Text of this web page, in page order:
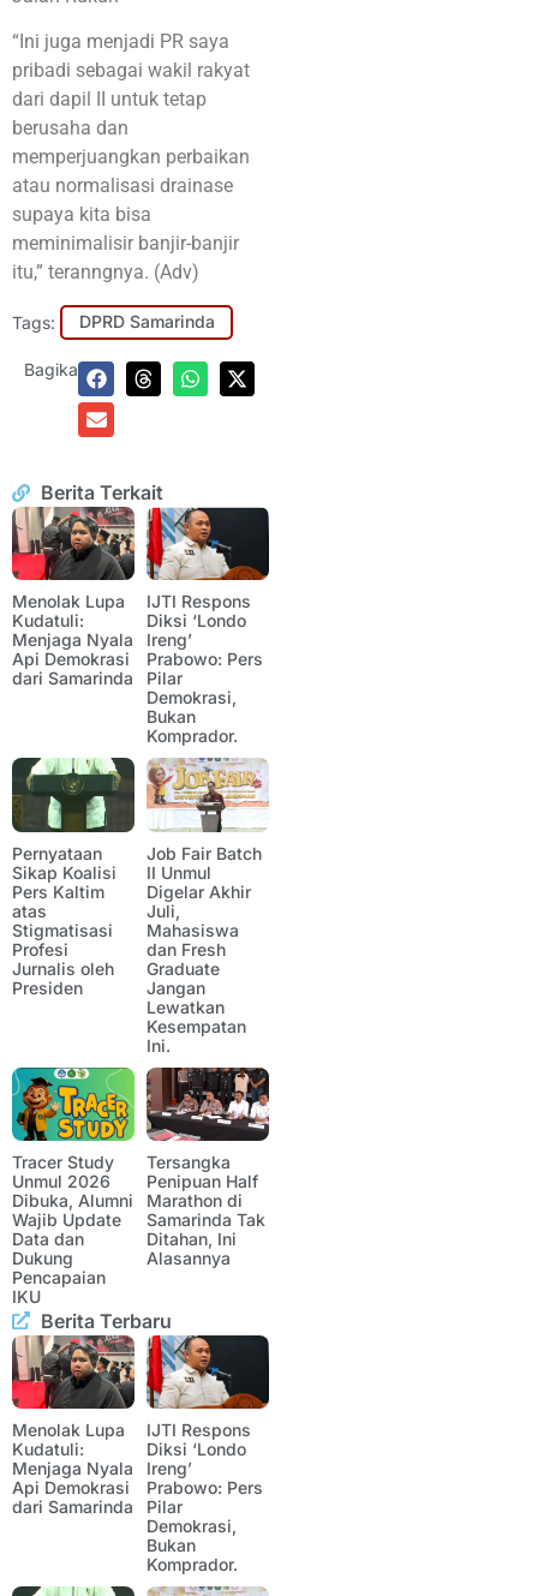
“Ini juga menjadi PR saya
pribadi sebagai wakil rakyat
dari dapil II untuk tetap
berusaha dan
memperjuangkan perbaikan
atau normalisasi drainase
supaya kita bisa
meminimalisir banjir-banjir
itu,” teranngnya. (Adv)
Tags: DPRD Samarinda
Bagikan:
Berita Terkait
Menolak Lupa
Kudatuli:
Menjaga Nyala
Api Demokrasi
dari Samarinda
IJTI Respons
Diksi ‘Londo
Ireng’
Prabowo: Pers
Pilar
Demokrasi,
Bukan
Komprador.
Pernyataan
Sikap Koalisi
Pers Kaltim
atas
Stigmatisasi
Profesi
Jurnalis oleh
Presiden
Job Fair Batch
II Unmul
Digelar Akhir
Juli,
Mahasiswa
dan Fresh
Graduate
Jangan
Lewatkan
Kesempatan
Ini.
Tracer Study
Unmul 2026
Dibuka, Alumni
Wajib Update
Data dan
Dukung
Pencapaian
IKU
Tersangka
Penipuan Half
Marathon di
Samarinda Tak
Ditahan, Ini
Alasannya
Berita Terbaru
Menolak Lupa
Kudatuli:
Menjaga Nyala
Api Demokrasi
dari Samarinda
IJTI Respons
Diksi ‘Londo
Ireng’
Prabowo: Pers
Pilar
Demokrasi,
Bukan
Komprador.